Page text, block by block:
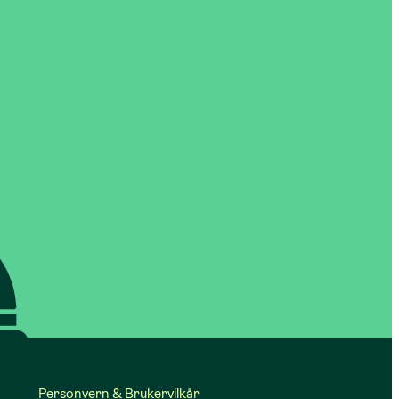
Personvern & Brukervilkår